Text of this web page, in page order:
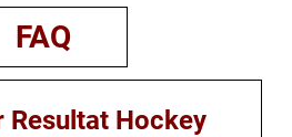
FAQ
Resultat Hockey